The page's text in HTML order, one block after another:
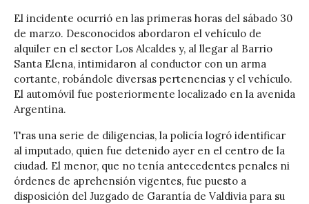
El incidente ocurrió en las primeras horas del sábado 30
de marzo. Desconocidos abordaron el vehículo de
alquiler en el sector Los Alcaldes y, al llegar al Barrio
Santa Elena, intimidaron al conductor con un arma
cortante, robándole diversas pertenencias y el vehículo.
El automóvil fue posteriormente localizado en la avenida
Argentina.
Tras una serie de diligencias, la policía logró identificar
al imputado, quien fue detenido ayer en el centro de la
ciudad. El menor, que no tenía antecedentes penales ni
órdenes de aprehensión vigentes, fue puesto a
disposición del Juzgado de Garantía de Valdivia para su